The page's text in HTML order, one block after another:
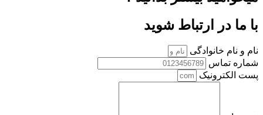
با ما در ارتباط شوید
نام و نام خانوادگی
شماره تماس
پست الکترونیک